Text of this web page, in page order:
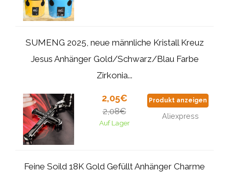
SUMENG 2025, neue männliche Kristall Kreuz
Jesus Anhänger Gold/Schwarz/Blau Farbe
Zirkonia...
2,05€
2,08€
Auf Lager
Produkt anzeigen
Aliexpress
Feine Soild 18K Gold Gefüllt Anhänger Charme